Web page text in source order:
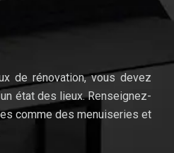
de rénovation, vous devez
état des lieux. Renseignez-
comme des menuiseries et